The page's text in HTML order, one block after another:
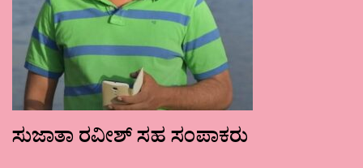
ಸುಜಾತಾ ರವೀಶ್ ಸಹ ಸಂಪಾಕರು